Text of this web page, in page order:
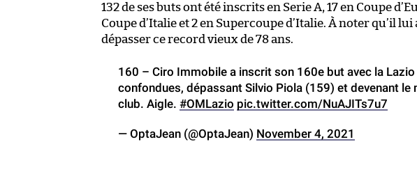
132 de ses buts ont été inscrits en Serie A, 17 en Coupe
Coupe d’Italie et 2 en Supercoupe d’Italie. À noter qu’il
dépasser ce record vieux de 78 ans.
160 – Ciro Immobile a inscrit son 160e but avec la
confondues, dépassant Silvio Piola (159) et devenant le
club. Aigle. #OMLazio pic.twitter.com/NuAJITs7u7
— OptaJean (@OptaJean) November 4, 2021